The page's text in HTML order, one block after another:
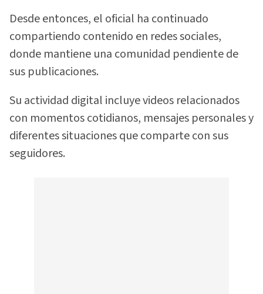
Desde entonces, el oficial ha continuado
compartiendo contenido en redes sociales,
donde mantiene una comunidad pendiente de
sus publicaciones.
Su actividad digital incluye videos relacionados
con momentos cotidianos, mensajes personales y
diferentes situaciones que comparte con sus
seguidores.